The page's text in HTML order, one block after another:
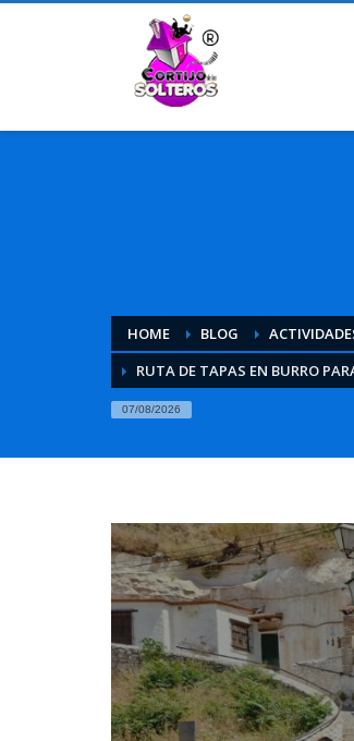
HOME BLOG
RUTA DE TAPAS EN BURRO
07/08/2026